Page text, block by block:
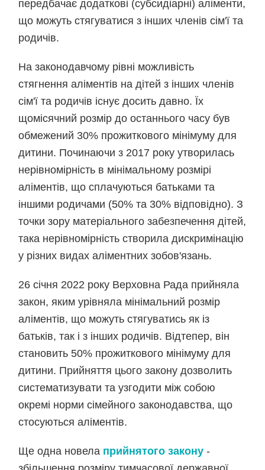
передбачає додаткові (субсидіарні) аліменти,
що можуть стягуватися з інших членів сім'ї та
родичів.
На законодавчому рівні можливість
стягнення аліментів на дітей з інших членів
сім'ї та родичів існує досить давно. Їх
щомісячний розмір до останнього часу був
обмежений 30% прожиткового мінімуму для
дитини. Починаючи з 2017 року утворилась
нерівномірність в мінімальному розмірі
аліментів, що сплачуються батьками та
іншими родичами (50% та 30% відповідно). З
точки зору матеріального забезпечення дітей,
така нерівномірність створила дискримінацію
у різних видах аліментних зобов'язань.
26 січня 2022 року Верховна Рада прийняла
закон, яким урівняла мінімальний розмір
аліментів, що можуть стягуватись як із
батьків, так і з інших родичів. Відтепер, він
становить 50% прожиткового мінімуму для
дитини. Прийняття цього закону дозволить
систематизувати та узгодити між собою
окремі норми сімейного законодавства, що
стосуються аліментів.
Ще одна новела прийнятого закону -